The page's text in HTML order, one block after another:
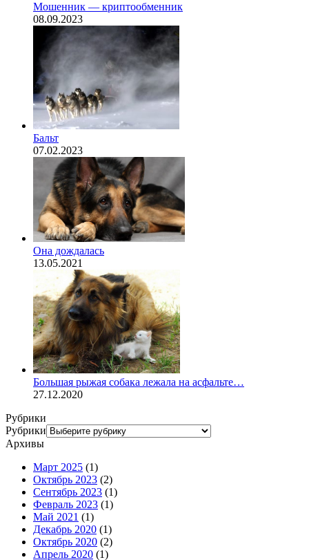
Мошенник — криптообменник
08.09.2023
Бальт
07.02.2023
Она дождалась
13.05.2021
Большая рыжая собака лежала на асфальте…
27.12.2020
Рубрики
Рубрики
Архивы
Март 2025 (1)
Октябрь 2023 (2)
Сентябрь 2023 (1)
Февраль 2023 (1)
Май 2021 (1)
Декабрь 2020 (1)
Октябрь 2020 (2)
Апрель 2020 (1)